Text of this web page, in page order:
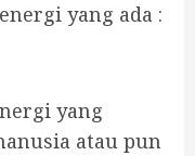
yang ada :
yang
atau pun